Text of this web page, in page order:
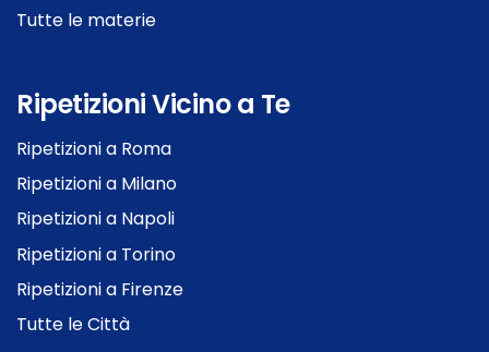
Tutte le materie
Ripetizioni Vicino a Te
Ripetizioni a Roma
Ripetizioni a Milano
Ripetizioni a Napoli
Ripetizioni a Torino
Ripetizioni a Firenze
Tutte le Città